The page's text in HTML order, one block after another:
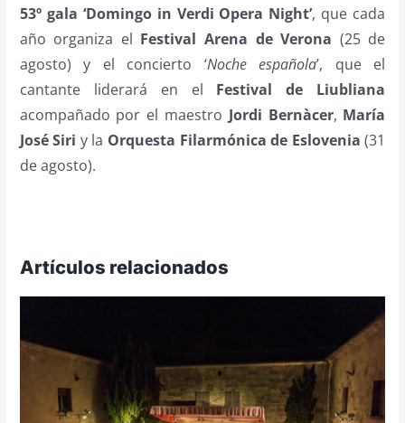
53º gala ‘Domingo in Verdi Opera Night’, que cada
año organiza el Festival Arena de Verona (25 de
agosto) y el concierto ‘Noche española’, que el
cantante liderará en el Festival de Liubliana
acompañado por el maestro Jordi Bernàcer, María
José Siri y la Orquesta Filarmónica de Eslovenia (31
de agosto).
Artículos relacionados